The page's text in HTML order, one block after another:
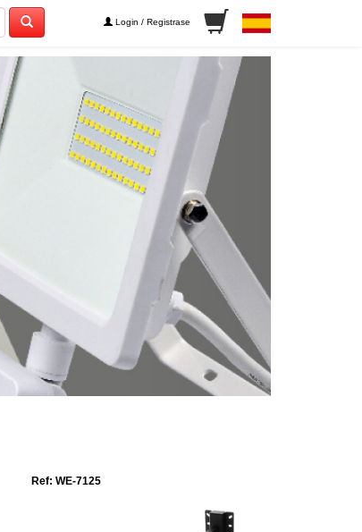
Login / Registrase
Next
Ref: WE-7125